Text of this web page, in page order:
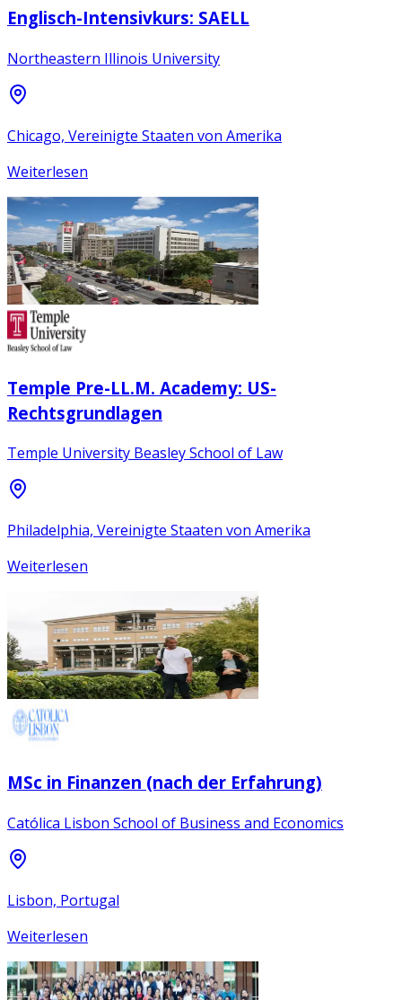
Englisch-Intensivkurs: SAELL
Northeastern Illinois University
Chicago, Vereinigte Staaten von Amerika
Weiterlesen
Temple Pre-LL.M. Academy: US-
Rechtsgrundlagen
Temple University Beasley School of Law
Philadelphia, Vereinigte Staaten von Amerika
Weiterlesen
MSc in Finanzen (nach der Erfahrung)
Católica Lisbon School of Business and Economics
Lisbon, Portugal
Weiterlesen